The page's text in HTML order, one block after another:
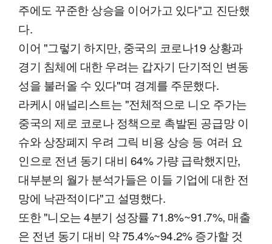
주에도 꾸준한 상승을 이어가고 있다"고 진단했
다.
이어 "그렇기 하지만, 중국의 코로나19 상황과
경기 침체에 대한 우려는 갑자기 단기적인 변동
성을 불러올 수 있다"며 경계를 주문했다.
라케시 애널리스트는 "전체적으로 니오 주가는
중국의 제로 코로나 정책으로 촉발된 공급망 이
슈와 상장폐지 우려 그릭 비용 상승 등 여러 요
인으로 전년 동기 대비 64% 가량 급락했지만,
대부분의 월가 분석가들은 이들 기업에 대한 전
망에 낙관적이다"고 설명했다.
또한 "니오는 4분기 성장률 71.8%~91.7%, 매출
은 전년 동기 대비 약 75.4%~94.2% 증가할 것